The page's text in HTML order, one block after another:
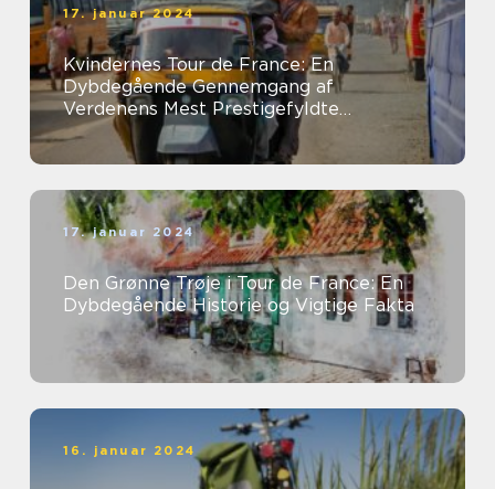
17. januar 2024
Kvindernes Tour de France: En
Dybdegående Gennemgang af
Verdenens Mest Prestigefyldte
Kvindelige Cykelløb
17. januar 2024
Den Grønne Trøje i Tour de France: En
Dybdegående Historie og Vigtige Fakta
16. januar 2024